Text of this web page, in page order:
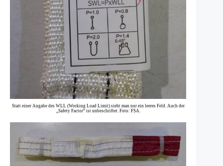
Statt einer Angabe des WLL (Working Load Limit) sieht man nur ein leeres Feld. Auch der
„Safety Factor“ ist unbeschriftet. Foto: FSA.